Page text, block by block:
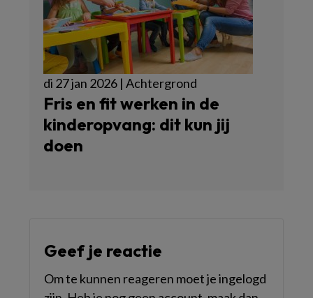
di 27 jan 2026 | Achtergrond
Fris en fit werken in de
kinderopvang: dit kun jij
doen
Geef je reactie
Om te kunnen reageren moet je ingelogd